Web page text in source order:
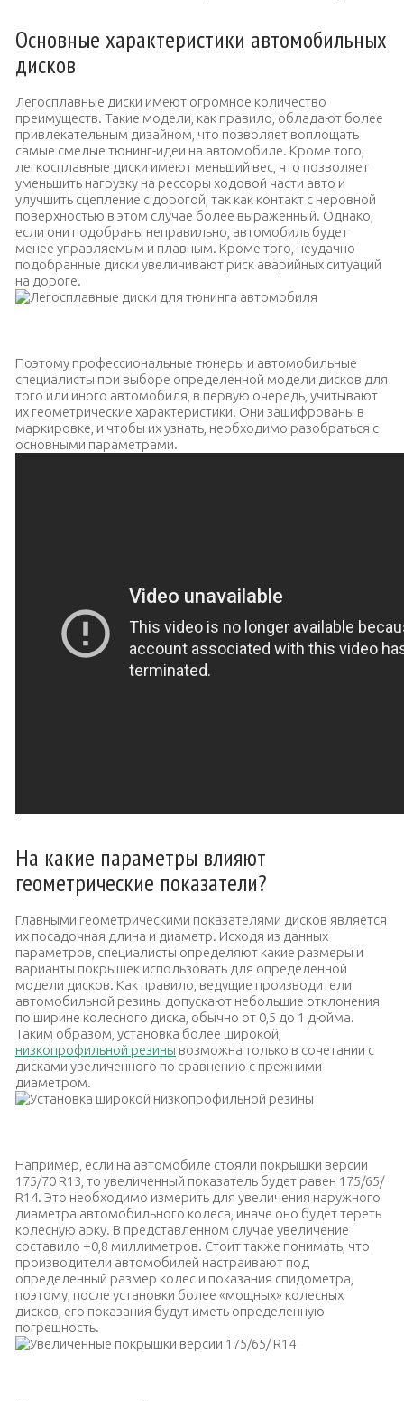
Основные характеристики автомобильных
дисков
Легосплавные диски имеют огромное количество
преимуществ. Такие модели, как правило, обладают более
привлекательным дизайном, что позволяет воплощать
самые смелые тюнинг-идеи на автомобиле. Кроме того,
легкосплавные диски имеют меньший вес, что позволяет
уменьшить нагрузку на рессоры ходовой части авто и
улучшить сцепление с дорогой, так как контакт с неровной
поверхностью в этом случае более выраженный. Однако,
если они подобраны неправильно, автомобиль будет
менее управляемым и плавным. Кроме того, неудачно
подобранные диски увеличивают риск аварийных ситуаций
на дороге.
Поэтому профессиональные тюнеры и автомобильные
специалисты при выборе определенной модели дисков для
того или иного автомобиля, в первую очередь, учитывают
их геометрические характеристики. Они зашифрованы в
маркировке, и чтобы их узнать, необходимо разобраться с
основными параметрами.
На какие параметры влияют
геометрические показатели?
Главными геометрическими показателями дисков является
их посадочная длина и диаметр. Исходя из данных
параметров, специалисты определяют какие размеры и
варианты покрышек использовать для определенной
модели дисков. Как правило, ведущие производители
автомобильной резины допускают небольшие отклонения
по ширине колесного диска, обычно от 0,5 до 1 дюйма.
Таким образом, установка более широкой,
низкопрофильной резины возможна только в сочетании с
дисками увеличенного по сравнению с прежними
диаметром.
Например, если на автомобиле стояли покрышки версии
175/70 R13, то увеличенный показатель будет равен 175/65/
R14. Это необходимо измерить для увеличения наружного
диаметра автомобильного колеса, иначе оно будет тереть
колесную арку. В представленном случае увеличение
составило +0,8 миллиметров. Стоит также понимать, что
производители автомобилей настраивают под
определенный размер колес и показания спидометра,
поэтому, после установки более «мощных» колесных
дисков, его показания будут иметь определенную
погрешность.